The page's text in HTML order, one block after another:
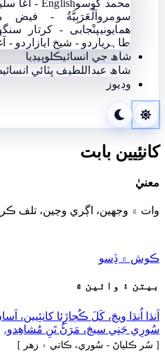
محمد کوسوEnglish - آغا سليم
سومرو اَلْعَرَبِيَّةُ - فيض
ھمايونيپنْجابی - کرتار
طاہریاردو - شيخ اياز اردو -
شاھ جي انسائيڪلوپيڊيا
شاھ عبداللطيف ڀٽائي
وڊيوز
کانئِيين بابت
معنيٰ
وات ۾ وجهين، اڳري وڃين، تلف
ڪوش ۾ ڏِسو
بيتن ۽ وائين ۾
اَنڌا اُنڌا ويڄَ، کَلَ ڪُڄاڙِئا کانئِيين،
سُورِي جَنِي سيڄَ، مَرَڻُ تَنِ مُشاھِدو.
[ سُر ڪلياڻ - سُوري، ڪاتي ۽ زھر ]